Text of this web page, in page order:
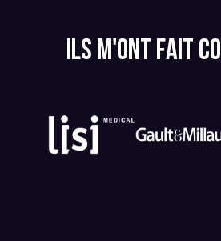
ILS M'ONT FAIT